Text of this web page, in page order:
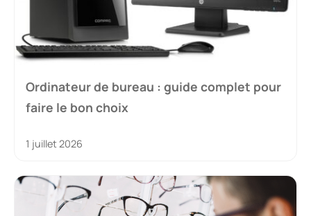
Ordinateur de bureau : guide complet pour
faire le bon choix
1 juillet 2026